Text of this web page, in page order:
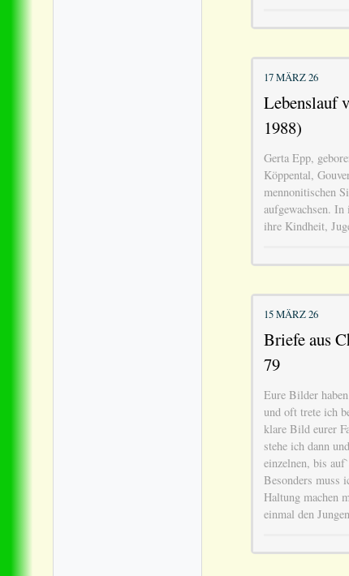
17 MÄRZ 26
Lebenslauf
1988)
Gerta Epp,
Köppental,
mennonitischen
aufgewachsen.
ihre Kindheit,
15 MÄRZ 26
Briefe aus
79
Eure Bilder
und oft trete ich
klare Bild eurer
stehe ich dann
einzelnen, bis
Besonders muss
Haltung machen
einmal den